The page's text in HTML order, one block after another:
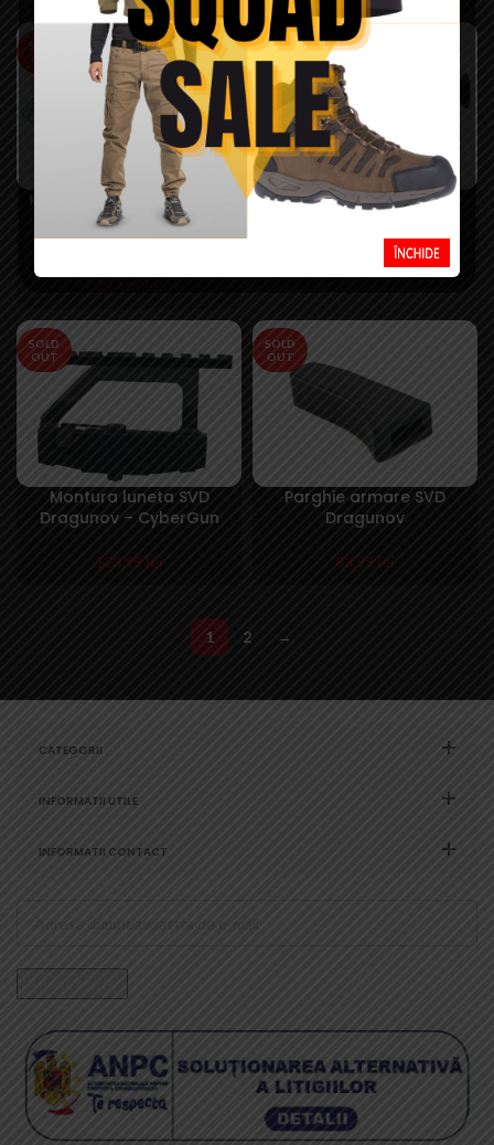
Kit conversie CO2 pentru
SVD generatia 3 –
AirsoftPro
SOLD
OUT
Luneta 4×26 pentru SVD
lei
SOLD
OUT
Montura luneta SVD
Dragunov – CyberGun
123,99 lei
SOLD
OUT
Parghie armare SVD
Dragunov
83,99 lei
1 2 →
CATEGORII
INFORMATII UTILE
INFORMATII CONTACT